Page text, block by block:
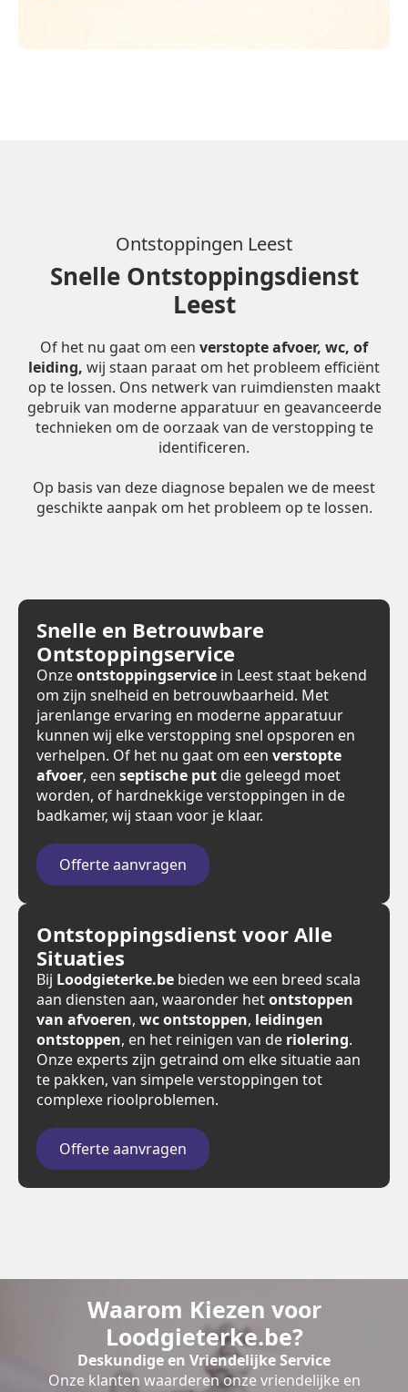
Ontstoppingen Leest
Snelle Ontstoppingsdienst
Leest
Of het nu gaat om een verstopte afvoer, wc, of
leiding, wij staan paraat om het probleem efficiënt
op te lossen. Ons netwerk van ruimdiensten maakt
gebruik van moderne apparatuur en geavanceerde
technieken om de oorzaak van de verstopping te
identificeren.
Op basis van deze diagnose bepalen we de meest
geschikte aanpak om het probleem op te lossen.
Snelle en Betrouwbare
Ontstoppingservice
Onzeontstoppingservice in Leest staat bekend
om zijn snelheid en betrouwbaarheid. Met
jarenlange ervaring en moderne apparatuur
kunnen wij elke verstopping snel opsporen en
verhelpen. Of het nu gaat om een verstopte
afvoer, een septische put die geleegd moet
worden, of hardnekkige verstoppingen in de
badkamer, wij staan voor je klaar.
Offerte aanvragen
Ontstoppingsdienst voor Alle
Situaties
Bij Loodgieterke.be bieden we een breed scala
aan diensten aan, waaronder hetontstoppen
van afvoeren, wc ontstoppen, leidingen
ontstoppen, en het reinigen van de riolering.
Onze experts zijn getraind om elke situatie aan
te pakken, van simpele verstoppingen tot
complexe rioolproblemen.
Offerte aanvragen
Waarom Kiezen voor
Loodgieterke.be?
Deskundige en Vriendelijke Service
Onze klanten waarderen onze vriendelijke en